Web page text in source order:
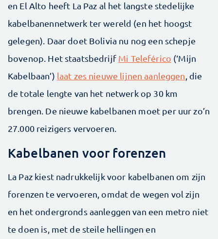
en El Alto heeft La Paz al het langste stedelijke
kabelbanennetwerk ter wereld (en het hoogst
gelegen). Daar doet Bolivia nu nog een schepje
bovenop. Het staatsbedrijf Mi Teleférico (‘Mijn
Kabelbaan’) laat zes nieuwe lijnen aanleggen, die
de totale lengte van het netwerk op 30 km
brengen. De nieuwe kabelbanen moet per uur zo’n
27.000 reizigers vervoeren.
Kabelbanen voor forenzen
La Paz kiest nadrukkelijk voor kabelbanen om zijn
forenzen te vervoeren, omdat de wegen vol zijn
en het ondergronds aanleggen van een metro niet
te doen is, met de steile hellingen en